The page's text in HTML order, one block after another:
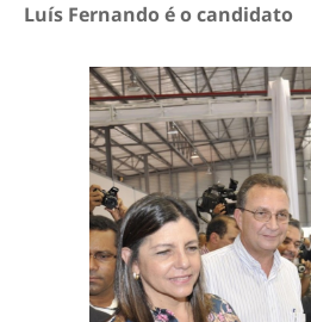
Luís Fernando é o candidato